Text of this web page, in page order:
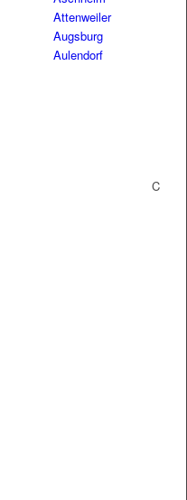
Attenweiler
Augsburg
Aulendorf
C